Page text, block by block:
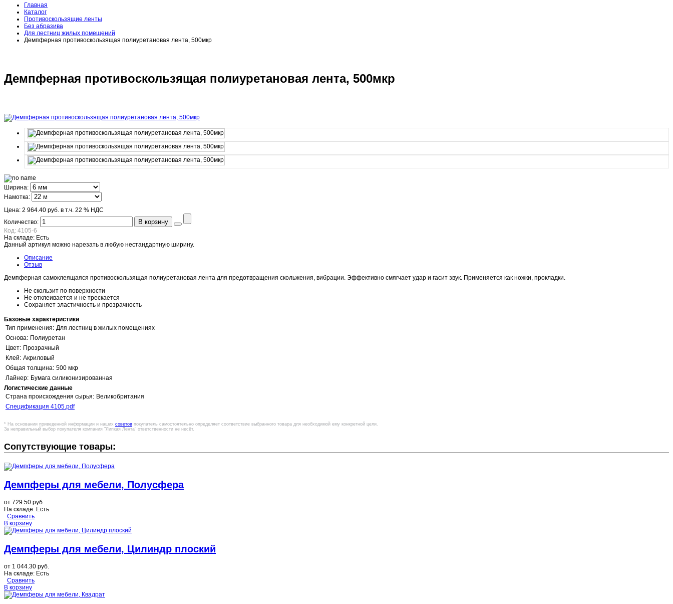
Главная
Каталог
Противоскользящие ленты
Без абразива
Для лестниц жилых помещений
Демпферная противоскользящая полиуретановая лента, 500мкр
Демпферная противоскользящая полиуретановая лента, 500мкр
Ширина:
Намотка:
Цена: 2 964.40 руб. в т.ч. 22 % НДС
Количество:
В корзину
Код: 4105-6
На складе: Есть
Данный артикул можно нарезать в любую нестандартную ширину.
Описание
Отзыв
Демпферная cамоклеящаяся противоскользящая полиуретановая лента для предотвращения скольжения, вибрации. Эффективно смягчает удар и гасит звук. Применяется как ножки, прокладки.
Не скользит по поверхности
Не отклеивается и не трескается
Сохраняет эластичность и прозрачность
Базовые характеристики
Тип применения: Для лестниц в жилых помещениях
Основа: Полиуретан
Цвет: Прозрачный
Клей: Акриловый
Общая толщина: 500 мкр
Лайнер: Бумага силиконизированная
Логистические данные
Страна происхождения сырья: Великобритания
Спецификация 4105.pdf
* На основании приведенной информации и наших советов покупатель самостоятельно определяет соответствие выбранного товара для необходимой ему конкретной цели.
За неправильный выбор покупателя компания "Липкая Лента" ответственности не несёт.
Сопутствующие товары:
Демпферы для мебели, Полусфера
от 729.50 руб.
На складе: Есть
Сравнить
В корзину
Демпферы для мебели, Цилиндр плоский
от 1 044.30 руб.
На складе: Есть
Сравнить
В корзину